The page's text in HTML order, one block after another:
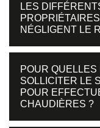
LES
NÉGLIGENT LE
POUR QUELLES
SOLLICITER LE
POUR
CHAUDIÈRES ?